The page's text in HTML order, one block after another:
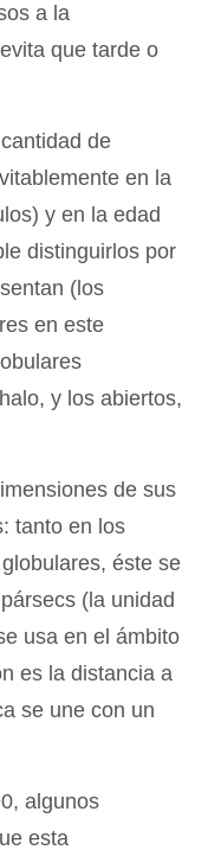
a la
que tarde o
de
en la
y en la edad
distinguirlos por
(los
en este
y los abiertos,
de sus
tanto en los
éste se
(la unidad
usa en el ámbito
es la distancia a
se une con un
algunos
esta